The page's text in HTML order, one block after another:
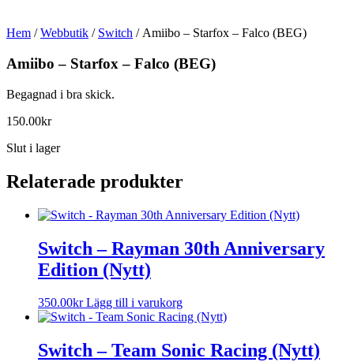
Hem /Webbutik / Switch / Amiibo – Starfox – Falco (BEG)
Amiibo – Starfox – Falco (BEG)
Begagnad i bra skick.
150.00kr
Slut i lager
Relaterade produkter
Switch – Rayman 30th Anniversary
Edition (Nytt)
350.00kr Lägg till i varukorg
Switch – Team Sonic Racing (Nytt)